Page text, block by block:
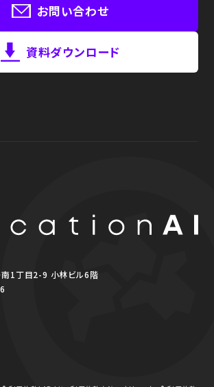
お問い合わせ
資料ダウンロード
1丁目2-9 小林ビル6階